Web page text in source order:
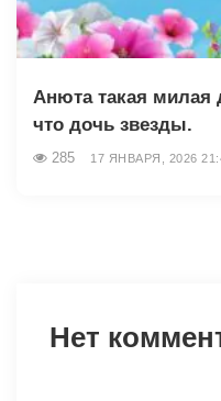
Анюта такая милая
что дочь звезды.
285 17 ЯНВАРЯ, 2026
Нет